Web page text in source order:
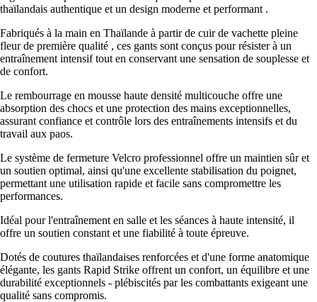
thaïlandais authentique et un design moderne et performant .
Fabriqués à la main en Thaïlande à partir de cuir de vachette pleine
fleur de première qualité , ces gants sont conçus pour résister à un
entraînement intensif tout en conservant une sensation de souplesse et
de confort.
Le rembourrage en mousse haute densité multicouche offre une
absorption des chocs et une protection des mains exceptionnelles,
assurant confiance et contrôle lors des entraînements intensifs et du
travail aux paos.
Le système de fermeture Velcro professionnel offre un maintien sûr et
un soutien optimal, ainsi qu'une excellente stabilisation du poignet,
permettant une utilisation rapide et facile sans compromettre les
performances.
Idéal pour l'entraînement en salle et les séances à haute intensité, il
offre un soutien constant et une fiabilité à toute épreuve.
Dotés de coutures thaïlandaises renforcées et d'une forme anatomique
élégante, les gants Rapid Strike offrent un confort, un équilibre et une
durabilité exceptionnels - plébiscités par les combattants exigeant une
qualité sans compromis.